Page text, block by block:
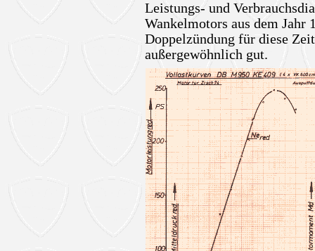
Leistungs- und
Wankelmotors aus dem Jahr
Doppelzündung für diese
außergewöhnlich gut.